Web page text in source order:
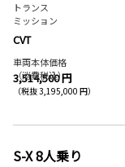
トランス
ミッション
CVT
車両本体価格
（消費税込）
3,514,500 円
（税抜 3,195,000 円）
S-X 8人乗り